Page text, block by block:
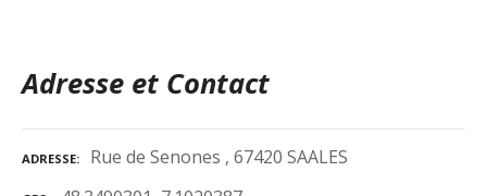
Adresse et Contact
ADRESSE Rue de Senones , 67420 SAALES